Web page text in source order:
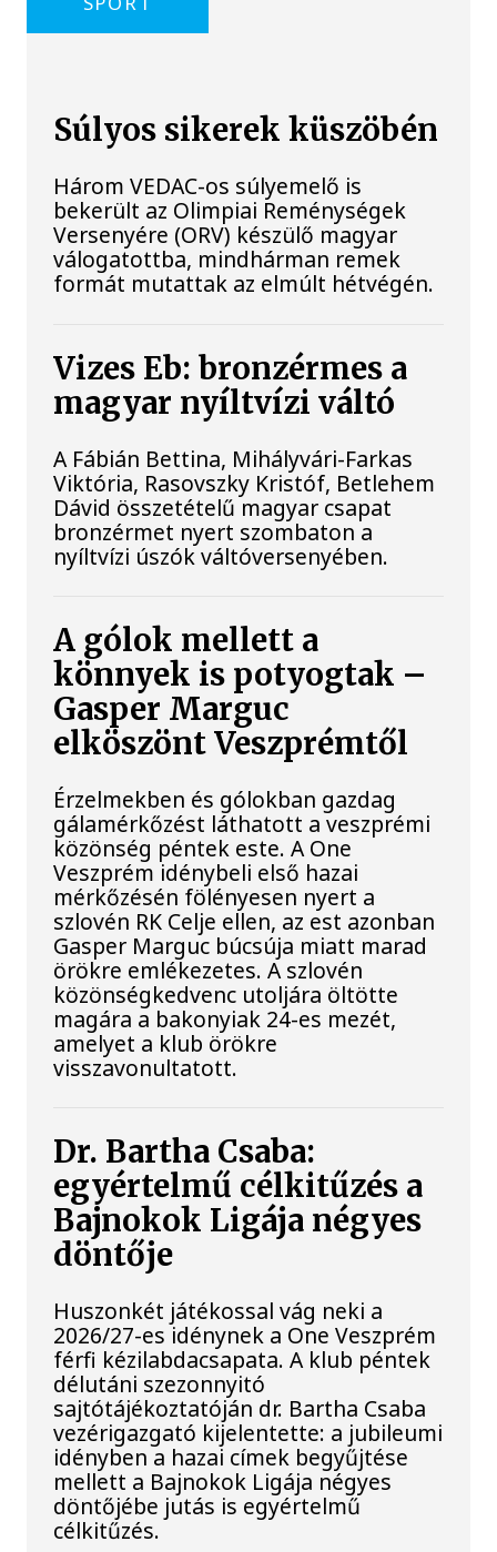
Súlyos sikerek küszöbén
Három VEDAC-os súlyemelő is
bekerült az Olimpiai Reménységek
Versenyére (ORV) készülő magyar
válogatottba, mindhárman remek
formát mutattak az elmúlt hétvégén.
Vizes Eb: bronzérmes a
magyar nyíltvízi váltó
A Fábián Bettina, Mihályvári-Farkas
Viktória, Rasovszky Kristóf, Betlehem
Dávid összetételű magyar csapat
bronzérmet nyert szombaton a
nyíltvízi úszók váltóversenyében.
A gólok mellett a
könnyek is potyogtak –
Gasper Marguc
elköszönt Veszprémtől
Érzelmekben és gólokban gazdag
gálamérkőzést láthatott a veszprémi
közönség péntek este. A One
Veszprém idénybeli első hazai
mérkőzésén fölényesen nyert a
szlovén RK Celje ellen, az est azonban
Gasper Marguc búcsúja miatt marad
örökre emlékezetes. A szlovén
közönségkedvenc utoljára öltötte
magára a bakonyiak 24-es mezét,
amelyet a klub örökre
visszavonultatott.
Dr. Bartha Csaba:
egyértelmű célkitűzés a
Bajnokok Ligája négyes
döntője
Huszonkét játékossal vág neki a
2026/27-es idénynek a One Veszprém
férfi kézilabdacsapata. A klub péntek
délutáni szezonnyitó
sajtótájékoztatóján dr. Bartha Csaba
vezérigazgató kijelentette: a jubileumi
idényben a hazai címek begyűjtése
mellett a Bajnokok Ligája négyes
döntőjébe jutás is egyértelmű
célkitűzés.